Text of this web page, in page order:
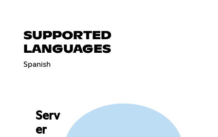
SUPPORTED
LANGUAGES
Spanish
Serv
er